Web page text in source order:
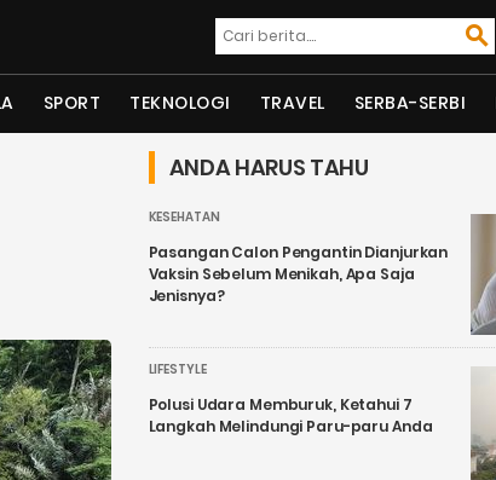
SPORT TEKNOLOGI TRAVEL SERBA-SERBI
ANDA HARUS TAHU
KESEHATAN
Pasangan Calon Pengantin Dianjurkan
Vaksin Sebelum Menikah, Apa Saja
Jenisnya?
LIFESTYLE
Polusi Udara Memburuk, Ketahui 7
Langkah Melindungi Paru-paru Anda